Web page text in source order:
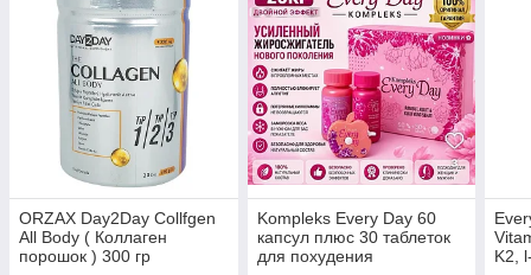
ORZAX Day2Day Collfgen
All Body ( Коллаген
порошок ) 300 гр
Kompleks Every Day 60
капсул плюс 30 таблеток
для похудения
K2,